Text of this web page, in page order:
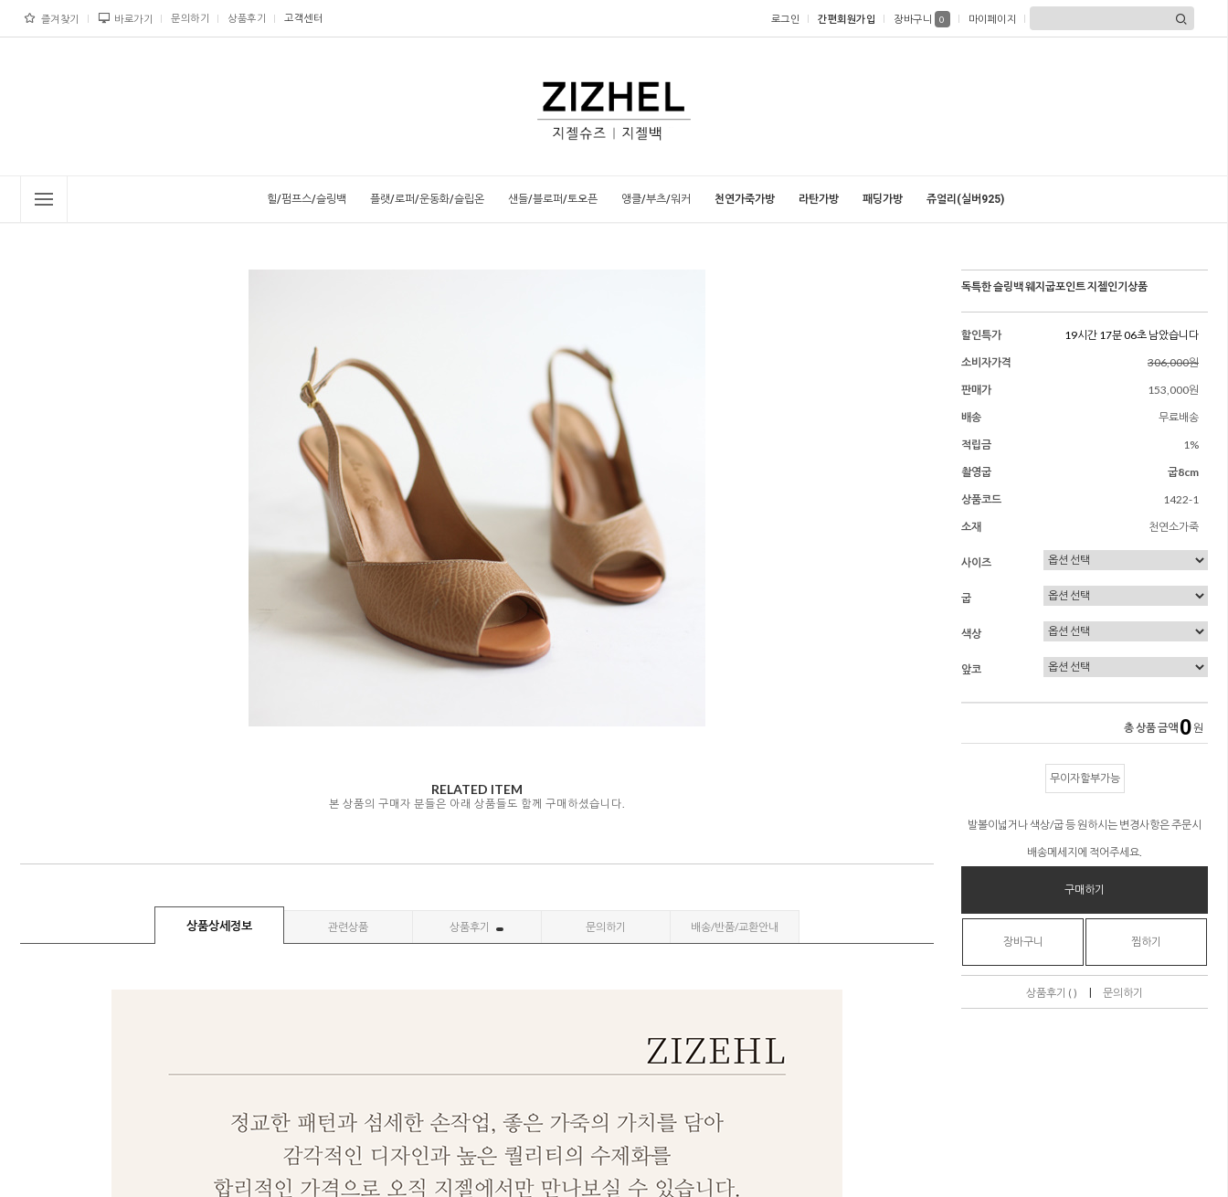
즐겨찾기 바로가기 문의하기 상품후기 고객센터 로그인 간편회원가입 장바구니 0 마이페이지
힐/펌프스/슬링백 플랫/로퍼/운동화/슬립온 샌들/블로퍼/토오픈 앵클/부츠/워커 천연가죽가방 라탄가방 패딩가방 쥬얼리(실버925)
RELATED ITEM
본 상품의 구매자 분들은 아래 상품들도 함께 구매하셨습니다.
상품상세정보 관련상품 상품후기 문의하기 배송/반품/교환안내
독특한 슬링백 웨지굽포인트 지젤인기상품
할인특가
19시간 17분 04초 남았습니다
소비자가격
306,000원
판매가
153,000원
배송
무료배송
적립금
1%
촬영굽
굽8cm
상품코드
1422-1
소재
천연소가죽
사이즈
굽
색상
앞코
총 상품 금액 0 원
무이자할부가능
발볼이넓거나 색상/굽 등 원하시는 변경사항은 주문시
배송메세지에 적어주세요.
구매하기
장바구니 찜하기
상품후기 ( ) | 문의하기